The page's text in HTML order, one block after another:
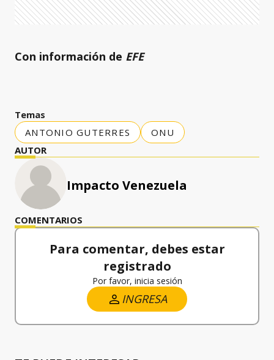
Con información de EFE
Temas
ANTONIO GUTERRES
ONU
AUTOR
Impacto Venezuela
COMENTARIOS
Para comentar, debes estar
registrado
Por favor, inicia sesión
INGRESA